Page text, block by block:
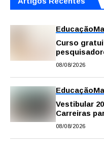
Educação
Curso
inscrever
08/08/2026
Educação
Vestibular
Carreiras
escolha da
08/08/2026